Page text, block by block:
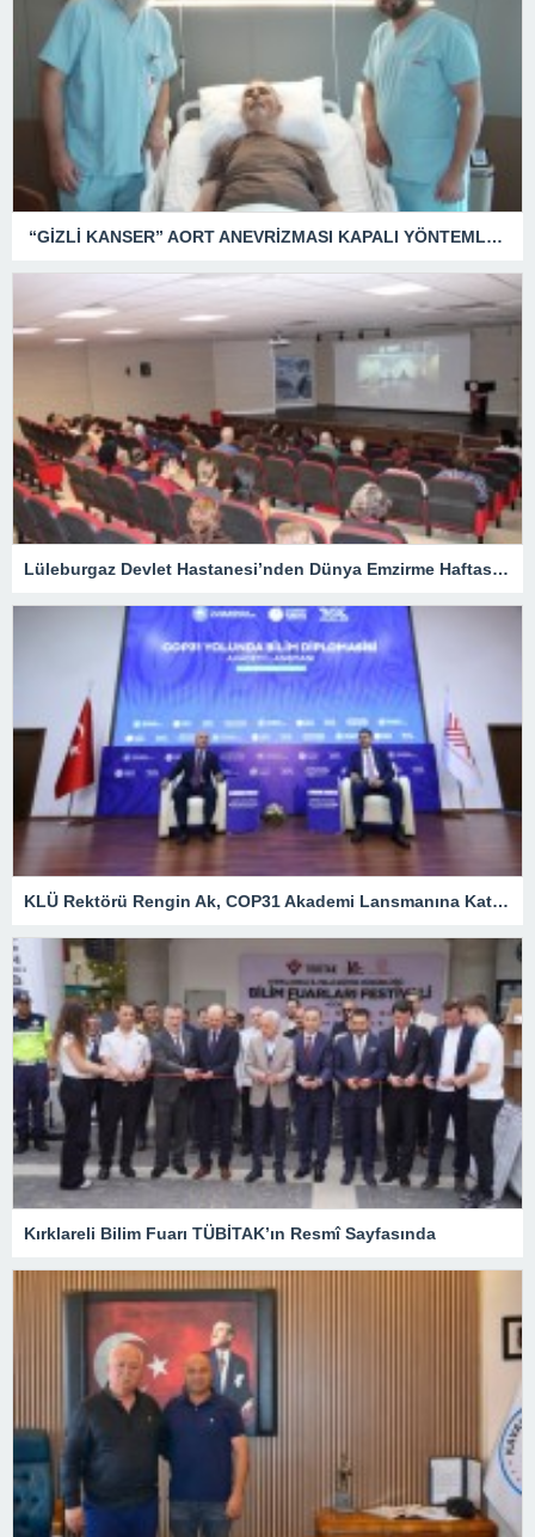
“GİZLİ KANSER” AORT ANEVRİZMASI KAPALI YÖNTEMLE TEDAVİ EDİLDİ
Lüleburgaz Devlet Hastanesi’nden Dünya Emzirme Haftası Katılımı
KLÜ Rektörü Rengin Ak, COP31 Akademi Lansmanına Katıldı
Kırklareli Bilim Fuarı TÜBİTAK’ın Resmî Sayfasında